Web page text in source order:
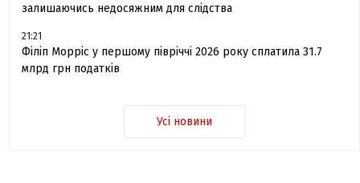
залишаючись недосяжним для слідства
21:21
Філіп Морріс у першому півріччі 2026 року сплатила 31.7
млрд грн податків
Усі новини